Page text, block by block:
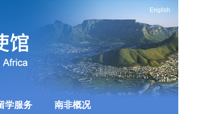
English
学服务 南非概况